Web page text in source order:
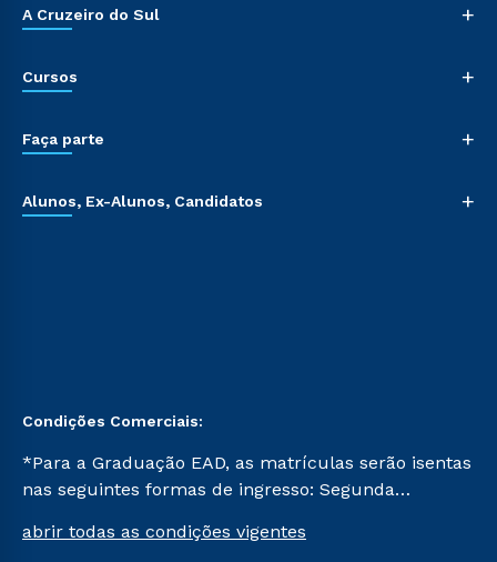
A Cruzeiro do Sul +
Cursos +
Faça parte +
Alunos, Ex-Alunos, Candidatos +
Condições Comerciais:
*Para a Graduação EAD, as matrículas serão isentas
nas seguintes formas de ingresso: Segunda
Já para as demais, a taxa de matrícula será de R$
abrir todas as condições vigentes